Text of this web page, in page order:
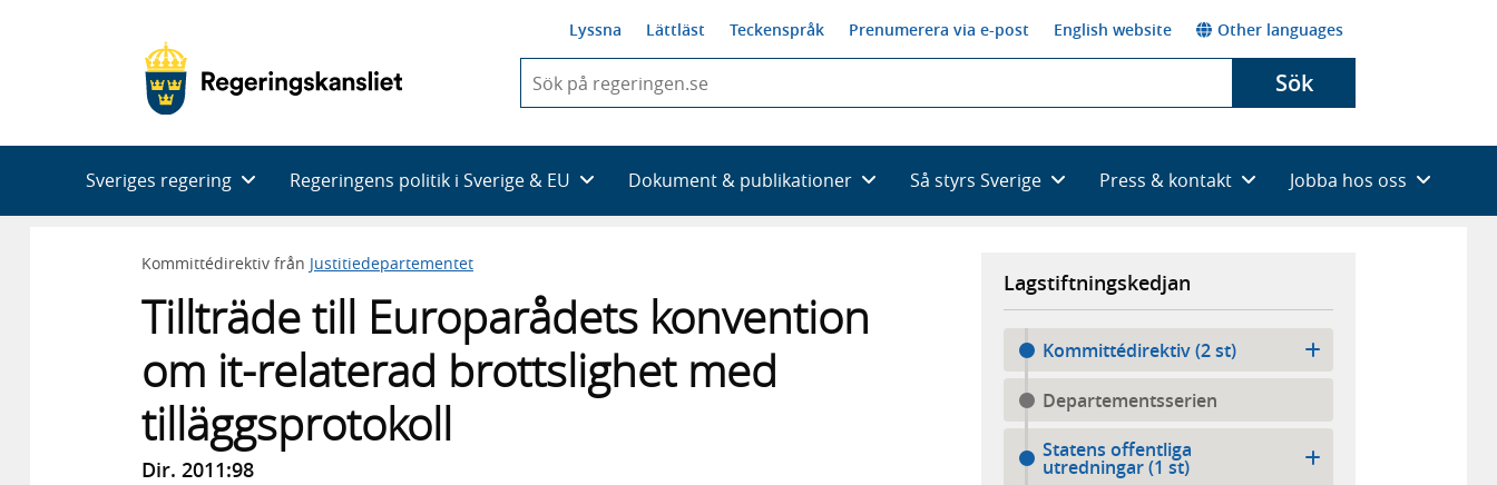
Lyssna Lättläst Teckenspråk Prenumerera via e-post English website Other languages
du
skriva
framträder
en
sökförslag
Sök
Sveriges regering Regeringens politik i Sverige & EU Dokument & publikationer Så styrs Sverige Press & kontakt Jobba hos oss
Kommittédirektiv från Justitiedepartementet
Tillträde till Europarådets konvention
om it-relaterad brottslighet med
tilläggsprotokoll
Dir. 2011:98
Lagstiftningskedjan
Kommittédirektiv (2 st)
Departementsserien
Statens offentliga
utredningar (1 st)